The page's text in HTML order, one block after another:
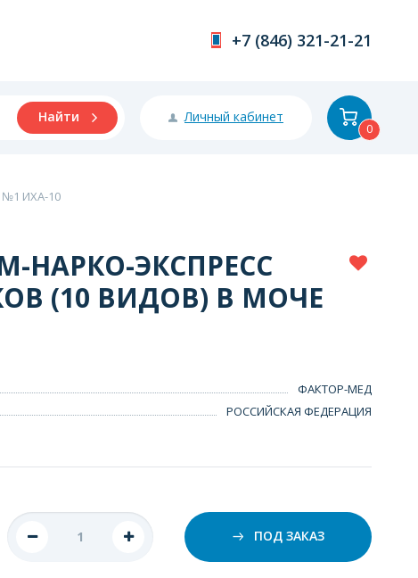
+7 (846) 321-21-21
Найти Личный кабинет
0
ИХА-10
НАРКО-ЭКСПРЕСС
(10 ВИДОВ) В МОЧЕ
ФАКТОР-МЕД
РОССИЙСКАЯ ФЕДЕРАЦИЯ
ПОД ЗАКАЗ